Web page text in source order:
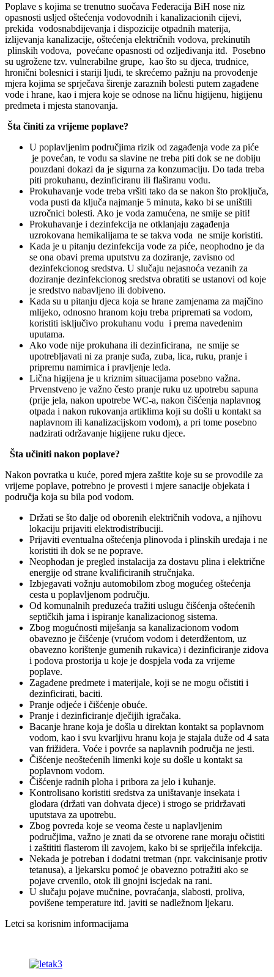
Poplave s kojima se trenutno suočava Federacija BiH nose niz
opasnosti usljed oštećenja vodovodnih i kanalizacionih cijevi,
prekida vodosnabdijevanja i dispozicije otpadnih materija,
izlijevanja kanalizacije, oštećenja električnih vodova, prekinutih
plinskih vodova, povećane opasnosti od ozljeđivanja itd. Posebno
su ugrožene tzv. vulnerabilne grupe, kao što su djeca, trudnice,
hronični bolesnici i stariji ljudi, te skrećemo pažnju na provođenje
mjera kojima se sprječava širenje zaraznih bolesti putem zagađene
vode i hrane, kao i mjera koje se odnose na ličnu higijenu, higijenu
predmeta i mjesta stanovanja.
Šta činiti za vrijeme poplave?
U poplavljenim područjima rizik od zagađenja vode za piće
je povećan, te vodu sa slavine ne treba piti dok se ne dobiju
pouzdani dokazi da je sigurna za konzumaciju. Do tada treba
piti prokuhanu, dezinficiranu ili flaširanu vodu.
Prokuhavanje vode treba vršiti tako da se nakon što proključa,
voda pusti da ključa najmanje 5 minuta, kako bi se uništili
uzročnici bolesti. Ako je voda zamućena, ne smije se piti!
Prokuhavanje i dezinfekcija ne otklanjaju zagađenja
uzrokovana hemikalijama te se takva voda ne smije koristiti.
Kada je u pitanju dezinfekcija vode za piće, neophodno je da
se ona obavi prema uputstvu za doziranje, zavisno od
dezinfekcionog sredstva. U slučaju nejasnoća vezanih za
doziranje dezinfekcionog sredstva obratiti se ustanovi od koje
je sredstvo nabavljeno ili dobiveno.
Kada su u pitanju djeca koja se hrane zamjenama za majčino
mlijeko, odnosno hranom koju treba pripremati sa vodom,
koristiti isključivo prokuhanu vodu i prema navedenim
uputama.
Ako vode nije prokuhana ili dezinficirana, ne smije se
upotrebljavati ni za pranje suđa, zuba, lica, ruku, pranje i
pripremu namirnica i pravljenje leda.
Lična higijena je u kriznim situacijama posebno važna.
Prvenstveno je važno često pranje ruku uz upotrebu sapuna
(prije jela, nakon upotrebe WC-a, nakon čišćenja naplavnog
otpada i nakon rukovanja artiklima koji su došli u kontakt sa
naplavnom ili kanalizacijskom vodom), a pri tome posebno
nadzirati održavanje higijene ruku djece.
Šta učiniti nakon poplave?
Nakon povratka u kuće, pored mjera zaštite koje su se provodile za
vrijeme poplave, potrebno je provesti i mjere sanacije objekata i
područja koja su bila pod vodom.
Držati se što dalje od oborenih električnih vodova, a njihovu
lokaciju prijaviti elektrodistribuciji.
Prijaviti eventualna oštećenja plinovoda i plinskih uređaja i ne
koristiti ih dok se ne poprave.
Neophodan je pregled instalacija za dostavu plina i električne
energije od strane kvalificiranih stručnjaka.
Izbjegavati vožnju automobilom zbog mogućeg oštećenja
cesta u poplavljenom području.
Od komunalnih preduzeća tražiti uslugu čišćenja oštećenih
septičkih jama i ispiranje kanalizacionog sistema.
Zbog mogućnosti miješanja sa kanalizacionom vodom
obavezno je čišćenje (vrućom vodom i deterdžentom, uz
obavezno korištenje gumenih rukavica) i dezinficiranje zidova
i podova prostorija u koje je dospjela voda za vrijeme
poplave.
Zagađene predmete i materijale, koji se ne mogu očistiti i
dezinficirati, baciti.
Pranje odjeće i čišćenje obuće.
Pranje i dezinficiranje dječijih igračaka.
Bacanje hrane koja je došla u direktan kontakt sa poplavnom
vodom, kao i svu kvarljivu hranu koja je stajala duže od 4 sata
van frižidera. Voće i povrće sa naplavnih područja ne jesti.
Čišćenje neoštećenih limenki koje su došle u kontakt sa
poplavnom vodom.
Čišćenje radnih ploha i pribora za jelo i kuhanje.
Kontrolisano koristiti sredstva za uništavanje insekata i
glodara (držati van dohvata djece) i strogo se pridržavati
uputstava za upotrebu.
Zbog povreda koje se veoma česte u naplavljenim
područjima, važno je znati da se otvorene rane moraju očistiti
i zaštititi flasterom ili zavojem, kako bi se spriječila infekcija.
Nekada je potreban i dodatni tretman (npr. vakcinisanje protiv
tetanusa), a ljekarsku pomoć je obavezno potražiti ako se
pojave crvenilo, otok ili gnojni iscjedak na rani.
U slučaju pojave mučnine, povraćanja, slabosti, proliva,
povišene temperature itd. javiti se nadležnom ljekaru.
Letci sa korisnim informacijama